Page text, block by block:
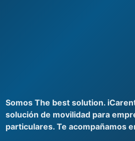
Somos The best solution.
solución de movilidad para
particulares. Te acompañamos